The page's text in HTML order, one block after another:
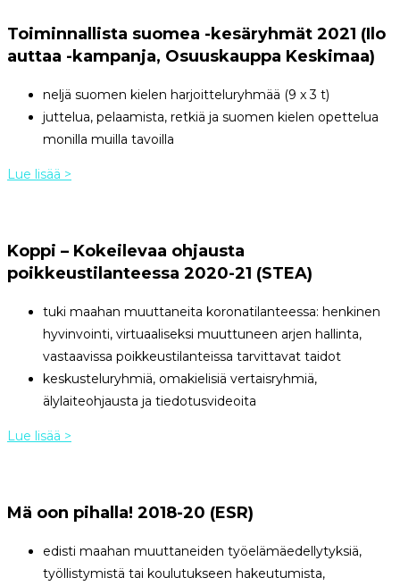
Toiminnallista suomea -kesäryhmät 2021 (Ilo
auttaa -kampanja, Osuuskauppa Keskimaa)
neljä suomen kielen harjoitteluryhmää (9 x 3 t)
juttelua, pelaamista, retkiä ja suomen kielen opettelua
monilla muilla tavoilla
Lue lisää >
Koppi – Kokeilevaa ohjausta
poikkeustilanteessa 2020-21 (STEA)
tuki maahan muuttaneita koronatilanteessa: henkinen
hyvinvointi, virtuaaliseksi muuttuneen arjen hallinta,
vastaavissa poikkeustilanteissa tarvittavat taidot
keskusteluryhmiä, omakielisiä vertaisryhmiä,
älylaiteohjausta ja tiedotusvideoita
Lue lisää >
Mä oon pihalla! 2018-20 (ESR)
edisti maahan muuttaneiden työelämäedellytyksiä,
työllistymistä tai koulutukseen hakeutumista,